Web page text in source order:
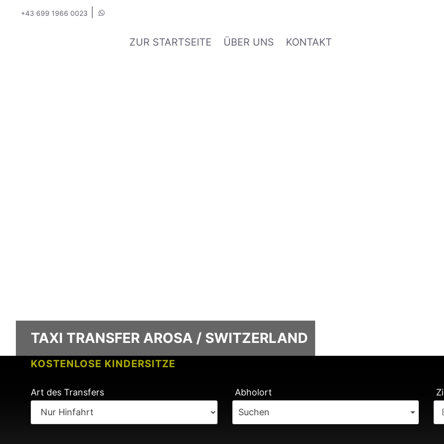
+43 699 1966 0023
ZUR STARTSEITE ÜBER UNS KONTAKT
KOSTENLOSE KINDERSITZE
KEINE GEBÜHREN BEI FLUGVERSPÄTUNG
TAXI TRANSFER AROSA / SWITZERLAND
Art des Transfers
Abholort
Suchen